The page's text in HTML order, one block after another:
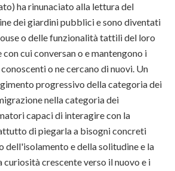
ha rinunaciato alla lettura del
dei giardini pubblici e sono diventati
o delle funzionalità tattili del loro
cui conversan o e mantengono i
o ne cercano di nuovi. Un
progressivo della categoria dei
nella categoria dei
capaci di interagire con la
di piegarla a bisogni concreti
dell'isolamento e della solitudine e la
curiosità crescente verso il nuovo e i